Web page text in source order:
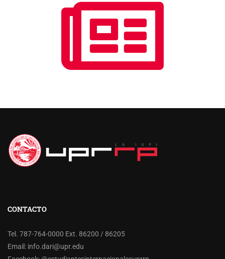
CONTACTO
Tel. 787-764-0000 Ext. 86200 / 86205
Email: info.dari@upr.edu